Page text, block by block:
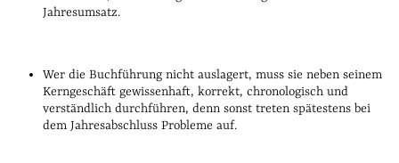
Jahresumsatz.
Wer die Buchführung nicht auslagert, muss sie neben seinem
Kerngeschäft gewissenhaft, korrekt, chronologisch und
verständlich durchführen, denn sonst treten spätestens bei
dem Jahresabschluss Probleme auf.